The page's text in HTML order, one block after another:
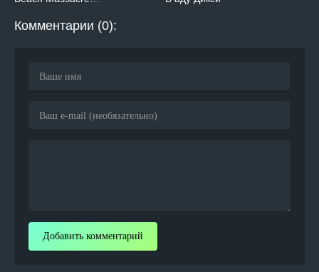
Комментарии (0):
Добавить комментарий